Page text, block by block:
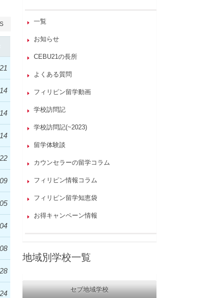
一覧
お知らせ
CEBU21の長所
よくある質問
フィリピン留学動画
学校訪問記
学校訪問記(~2023)
留学体験談
カウンセラーの留学コラム
フィリピン情報コラム
フィリピン留学知恵袋
お得キャンペーン情報
地域別学校一覧
セブ地域学校